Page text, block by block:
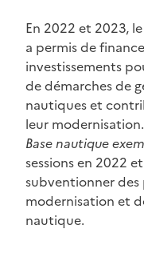
En 2022 et 2023,
a permis de
investissements
de démarches de
nautiques et
leur
Base nautique
sessions en 2022
subventionner
modernisation et
nautique.